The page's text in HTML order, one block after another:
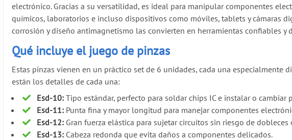
electrónico. Gracias a su versatilidad, es ideal para manipular componentes
químicos, laboratorios e incluso dispositivos como móviles, tablets y cámaras
corrosión y diseño antimagnetismo las convierten en herramientas confiables y
Qué incluye el juego de pinzas
Estas pinzas vienen en un práctico set de 6 unidades, cada una especialmente
están los detalles de cada una:
Esd-10: Tipo estándar, perfecto para soldar chips IC e instalar o cambiar
Esd-11: Punta fina y mayor longitud para manejar componentes
Esd-12: Gran fuerza elástica para sujetar circuitos sin riesgo de dobleces
Esd-13: Cabeza redonda que evita daños a componentes delicados.